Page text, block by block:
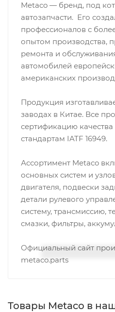
Metaco — бренд, под
автозапчасти. Его
профессионалов с
опытом производства,
ремонта и
автомобилей
американских
Продукция
заводах в Китае. Все
сертификацию качества
стандартам IATF 16949.
Ассортимент Metaco
основных систем и
двигателя, подвески
детали рулевого
систему, трансмиссию,
смазки, фильтры,
Официальный сайт
metaco.parts
Товары Metaco в